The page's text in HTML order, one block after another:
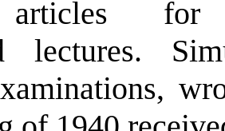
for
lectures.